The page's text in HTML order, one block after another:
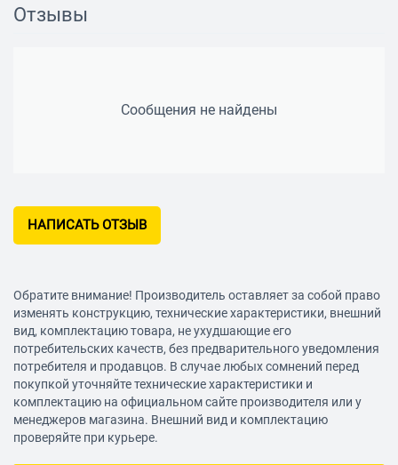
Отзывы
Сообщения не найдены
НАПИСАТЬ ОТЗЫВ
Обратите внимание! Производитель оставляет за собой право
изменять конструкцию, технические характеристики, внешний
вид, комплектацию товара, не ухудшающие его
потребительских качеств, без предварительного уведомления
потребителя и продавцов. В случае любых сомнений перед
покупкой уточняйте технические характеристики и
комплектацию на официальном сайте производителя или у
менеджеров магазина. Внешний вид и комплектацию
проверяйте при курьере.